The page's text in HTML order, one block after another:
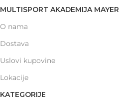
MULTISPORT AKADEMIJA MAYER
O nama
Dostava
Uslovi kupovine
Lokacije
KATEGORIJE